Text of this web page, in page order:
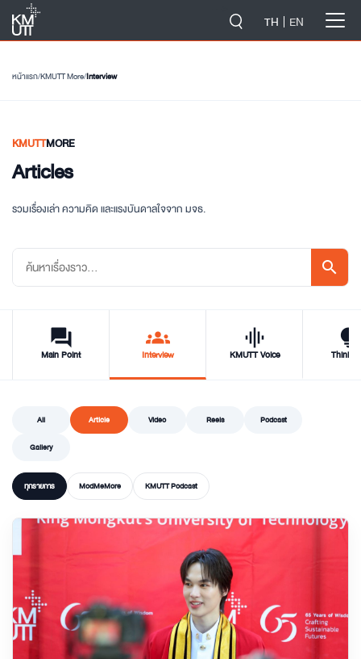
TH EN
หน้าแรก/KMUTT More/Interview
KMUTTMORE
Articles
รวมเรื่องเล่า ความคิด และแรงบันดาลใจจาก มจธ.
search
forum
Main Point
groups
Interview
graphic_eq
KMUTT Voice Think
All Article Video Reels Podcast
Gallery
ทุกรายการ ModMeMore KMUTT Podcast